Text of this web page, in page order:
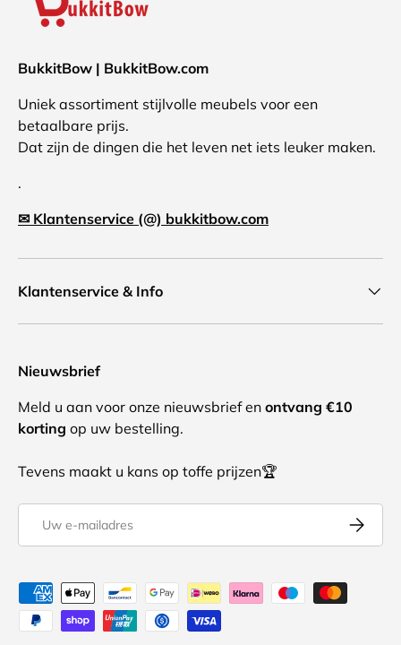
BukkitBow | BukkitBow.com
Uniek assortiment stijlvolle meubels voor een
betaalbare prijs.
Dat zijn de dingen die het leven net iets leuker maken.
.
✉ Klantenservice (@) bukkitbow.com
Klantenservice & Info
Nieuwsbrief
Meld u aan voor onze nieuwsbrief en ontvang €10
korting op uw bestelling.
Tevens maakt u kans op toffe prijzen🏆
Geaccepteerde betaalmethoden